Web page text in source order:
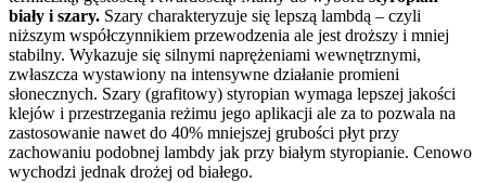
biały i szary. Szary charakteryzuje się lepszą lambdą – czyli
niższym współczynnikiem przewodzenia ale jest droższy i mniej
stabilny. Wykazuje się silnymi naprężeniami wewnętrznymi,
zwłaszcza wystawiony na intensywne działanie promieni
słonecznych. Szary (grafitowy) styropian wymaga lepszej jakości
klejów i przestrzegania reżimu jego aplikacji ale za to pozwala na
zastosowanie nawet do 40% mniejszej grubości płyt przy
zachowaniu podobnej lambdy jak przy białym styropianie. Cenowo
wychodzi jednak drożej od białego.